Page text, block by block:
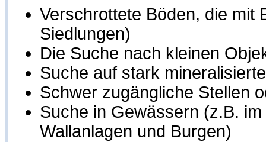
Verschrottete Böden, die mit
Siedlungen)
Die Suche nach kleinen
Suche auf stark
Schwer zugängliche Stellen
Suche in Gewässern (z.B.
Wallanlagen und Burgen)